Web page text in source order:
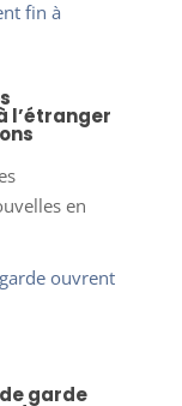
l’étranger
en
garde